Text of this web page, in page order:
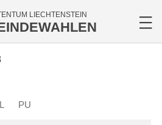
LIECHTENSTEIN
PU